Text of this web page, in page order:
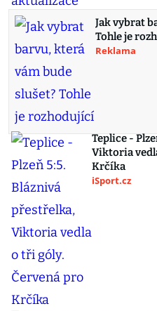
Jak vybrat
Tohle je
Reklama
Teplice -
Viktoria
Krčíka
iSport.cz